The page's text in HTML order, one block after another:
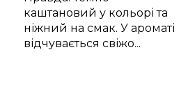
каштановий у кольорі та
ніжний на смак. У ароматі
відчувається свіжо...